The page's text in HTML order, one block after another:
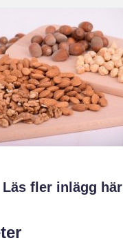
Läs fler inlägg här